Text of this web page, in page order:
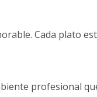
Cada plato
profesional